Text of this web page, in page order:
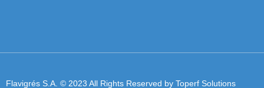
Flavigrés S.A. © 2023 All Rights Reserved by Toperf Solutions